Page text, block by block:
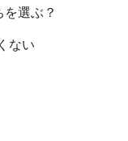
選ぶ？
ない